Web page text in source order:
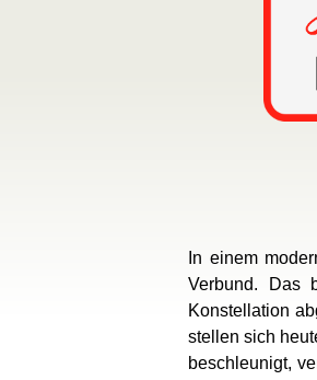
In einem
Verbund. Das
Konstellation
stellen sich
beschleunigt,